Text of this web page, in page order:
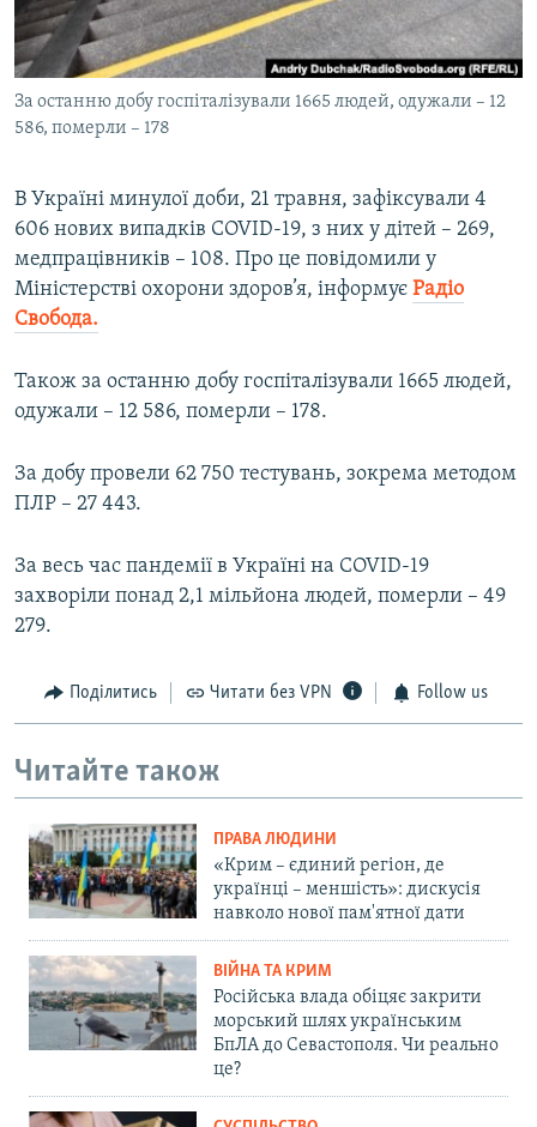
ВІДЕОУРОКИ «ELIFBE»
СВІДЧЕННЯ ОКУПАЦІЇ
УКРАЇНСЬКА ПРОБЛЕМА КРИМУ
Русский
Qırımtatar
Усі сайти RFE/RL
За останню добу госпіталізували 1665 людей, одужали – 12
586, померли – 178
В Україні минулої доби, 21 травня, зафіксували 4
606 нових випадків COVID-19, з них у дітей – 269,
медпрацівників – 108. Про це повідомили у
Міністерстві охорони здоров’я, інформує Радіо
Свобода.
Також за останню добу госпіталізували 1665 людей,
одужали – 12 586, померли – 178.
За добу провели 62 750 тестувань, зокрема методом
ПЛР – 27 443.
За весь час пандемії в Україні на COVID-19
захворіли понад 2,1 мільйона людей, померли – 49
279.
Поділитись Читати без VPN Follow us
Читайте також
ПРАВА ЛЮДИНИ
«Крим – єдиний регіон, де
українці – меншість»: дискусія
навколо нової пам'ятної дати
ВІЙНА ТА КРИМ
Російська влада обіцяє закрити
морський шлях українським
БпЛА до Севастополя. Чи реально
це?